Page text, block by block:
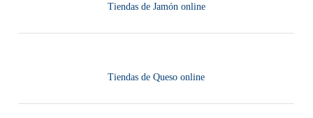
Tiendas de Jamón online
Tiendas de Queso online